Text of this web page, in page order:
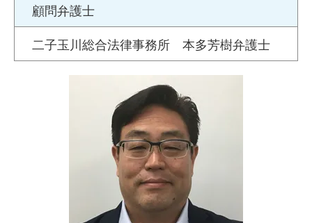
顧問弁護士
二子玉川総合法律事務所 本多芳樹弁護士